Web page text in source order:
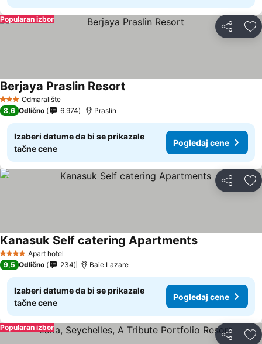
Deli
Popularan izbor
3 ZvezdiceOdmaralište
Berjaya Praslin Resort
8,6 Odlično 6.974 Praslin
Izaberi datume da bi se prikazale
tačne cene
Pogledaj cene
Deli
4 ZvezdiceApart hotel
Kanasuk Self catering Apartments
9,5 Odlično 234 Baie Lazare
Izaberi datume da bi se prikazale
tačne cene
Pogledaj cene
Deli
Popularan izbor